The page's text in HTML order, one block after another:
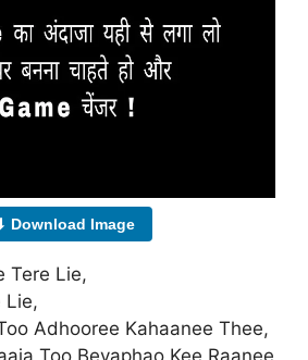
Download Image
Tere Lie,
Lie,
Adhooree Kahaanee Thee,
Too Bevaphao Kee Raanee